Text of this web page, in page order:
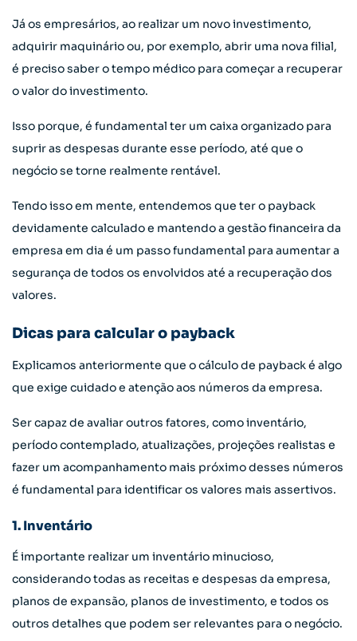
Já os empresários, ao realizar um novo investimento,
adquirir maquinário ou, por exemplo, abrir uma nova filial,
é preciso saber o tempo médico para começar a recuperar
o valor do investimento.
Isso porque, é fundamental ter um caixa organizado para
suprir as despesas durante esse período, até que o
negócio se torne realmente rentável.
Tendo isso em mente, entendemos que ter o payback
devidamente calculado e mantendo a gestão financeira da
empresa em dia é um passo fundamental para aumentar a
segurança de todos os envolvidos até a recuperação dos
valores.
Dicas para calcular o payback
Explicamos anteriormente que o cálculo de payback é algo
que exige cuidado e atenção aos números da empresa.
Ser capaz de avaliar outros fatores, como inventário,
período contemplado, atualizações, projeções realistas e
fazer um acompanhamento mais próximo desses números
é fundamental para identificar os valores mais assertivos.
1. Inventário
É importante realizar um inventário minucioso,
considerando todas as receitas e despesas da empresa,
planos de expansão, planos de investimento, e todos os
outros detalhes que podem ser relevantes para o negócio.